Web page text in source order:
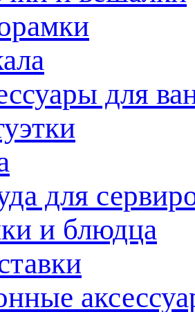
для
для
и блюдца